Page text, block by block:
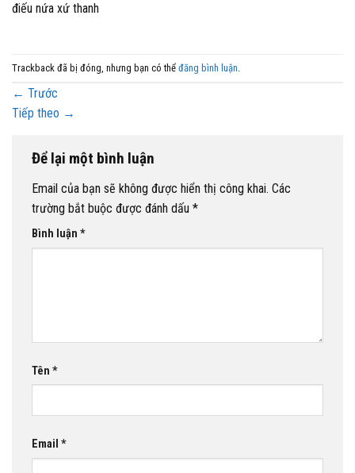
điếu nứa xứ thanh
Trackback đã bị đóng, nhưng bạn có thể đăng bình luận
← Trước
Tiếp theo →
Để lại một bình luận
Email của bạn sẽ không được hiển thị công khai. Các
trường bắt buộc được đánh dấu *
Bình luận *
Tên *
Email *